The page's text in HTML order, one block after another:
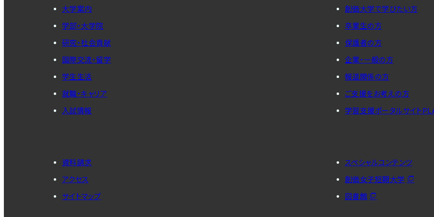
大学案内
学部・大学院
研究・社会貢献
国際交流・留学
学生生活
就職・キャリア
入試情報
創価大学で学びたい方
卒業生の方
保護者の方
企業・一般の方
報道関係の方
ご支援をお考えの方
学習支援ポータルサイト
資料請求
アクセス
サイトマップ
スペシャルコンテンツ
創価女子短期大学
図書館